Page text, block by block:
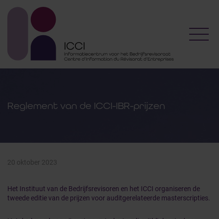
Reglement van de ICCI-IBR-prijzen
20 oktober 2023
Het Instituut van de Bedrijfsrevisoren en het ICCI organiseren de
tweede editie van de prijzen voor auditgerelateerde masterscripties.